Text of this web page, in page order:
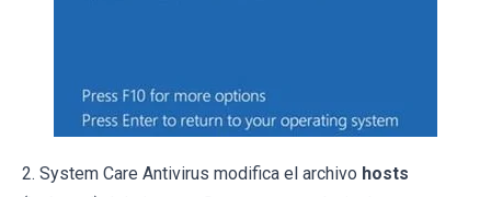
2. System Care Antivirus modifica el archivo hosts